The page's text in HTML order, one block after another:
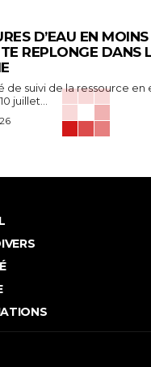
D’EAU EN MOINS
REPLONGE DANS
de suivi de la ressource en
juillet...